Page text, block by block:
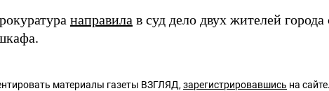
направила в суд дело двух жителей
материалы газеты ВЗГЛЯД, зарегистрировавшись на